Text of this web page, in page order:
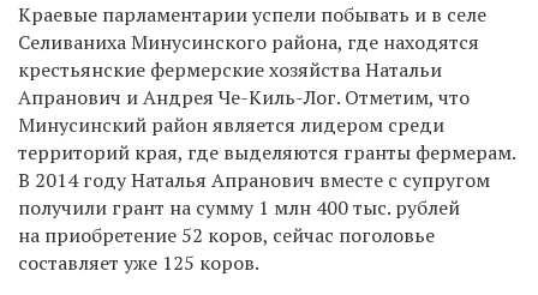
Краевые парламентарии успели побывать и в селе
Селиваниха Минусинского района, где находятся
крестьянские фермерские хозяйства Натальи
Апранович и Андрея Че-Киль-Лог. Отметим, что
Минусинский район является лидером среди
территорий края, где выделяются гранты фермерам.
В 2014 году Наталья Апранович вместе с супругом
получили грант на сумму 1 млн 400 тыс. рублей
на приобретение 52 коров, сейчас поголовье
составляет уже 125 коров.